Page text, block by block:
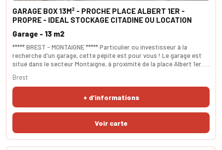
GARAGE BOX 13M² - PROCHE PLACE ALBERT 1ER -
PROPRE - IDEAL STOCKAGE CITADINE OU LOCATION
***** BREST - MONTAIGNE ***** Particulier ou investisseur à la
recherche d'un garage, cette pépite est pour vous ! Le garage est
situé dans le secteur Montaigne, à proximité de la place Albert 1er. Il
neuve. Idéal pour accueillir motos, voiture ( style citadine) ou faire
du stockage. Possibilité de le louer 60/65 euros par mois.
Dimensions: profondeur 5.
Garage - 13 m2
+ d'informations
Brest